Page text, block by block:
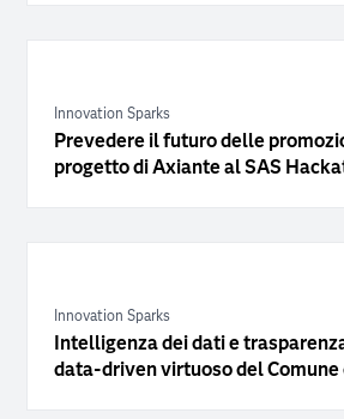
Innovation Sparks
Prevedere il futuro delle
progetto di Axiante al SAS
Innovation Sparks
Intelligenza dei dati e
data-driven virtuoso del Comune